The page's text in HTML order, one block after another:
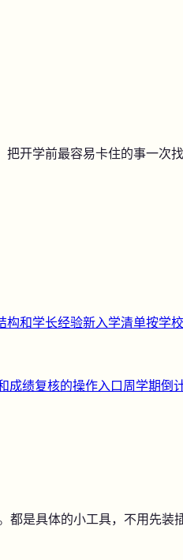
开学前最容易卡住的事一次找
构和学长经验新入学清单按学
成绩复核的操作入口周学期倒
是具体的小工具，不用先装插